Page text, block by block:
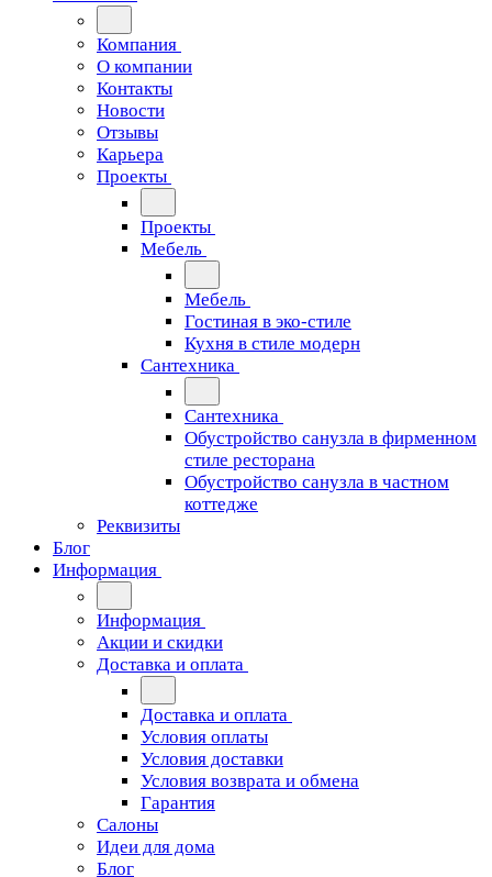
Компания
О компании
Контакты
Новости
Отзывы
Карьера
Проекты
Проекты
Мебель
Мебель
Гостиная в эко-стиле
Кухня в стиле модерн
Сантехника
Сантехника
Обустройство санузла в фирменном
стиле ресторана
Обустройство санузла в частном
коттедже
Реквизиты
Блог
Информация
Информация
Акции и скидки
Доставка и оплата
Доставка и оплата
Условия оплаты
Условия доставки
Условия возврата и обмена
Гарантия
Салоны
Идеи для дома
Блог